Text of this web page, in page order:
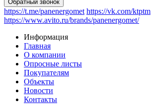
https://t.me/panenergomet https://vk.com/ktptm
https://www.avito.ru/brands/panenergomet/
Информация
Главная
О компании
Опросные листы
Покупателям
Объекты
Новости
Контакты